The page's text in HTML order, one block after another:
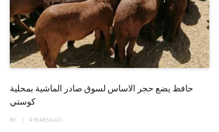
حافظ يضع حجر الاساس لسوق صادر الماشية بمحلية
كوستي
BY 4 YEARSAGO